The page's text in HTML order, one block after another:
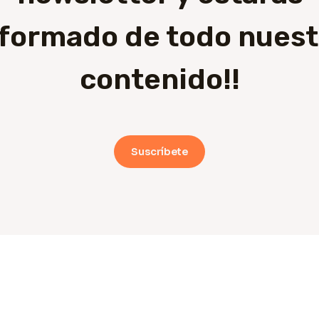
de todo
contenido!!
Suscríbete